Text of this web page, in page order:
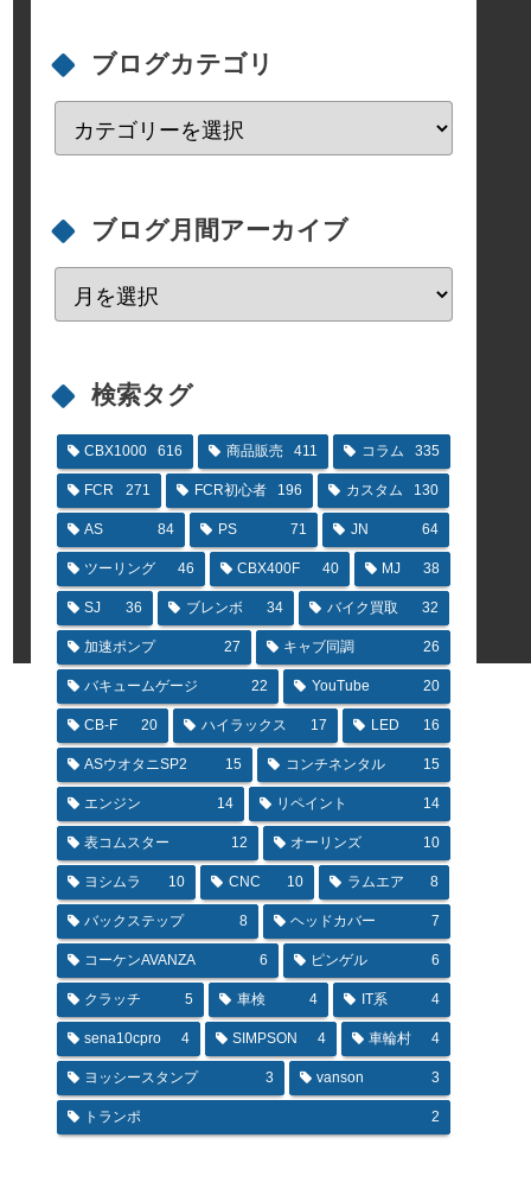
ブログカテゴリ
ブログ月間アーカイブ
検索タグ
CBX1000 616 商品販売 411 コラム 335
FCR 271 FCR初心者 196 カスタム 130
AS 84 PS 71 JN 64
ツーリング 46 CBX400F 40 MJ 38
SJ 36 ブレンボ 34 バイク買取 32
加速ポンプ 27 キャブ同調 26
バキュームゲージ 22 YouTube 20
CB-F 20 ハイラックス 17 LED 16
ASウオタニSP2 15 コンチネンタル 15
エンジン 14 リペイント 14
表コムスター 12 オーリンズ 10
ヨシムラ 10 CNC 10 ラムエア 8
バックステップ 8 ヘッドカバー 7
コーケンAVANZA 6 ピンゲル 6
クラッチ 5 車検 4 IT系 4
sena10cpro 4 SIMPSON 4 車輪村 4
ヨッシースタンプ 3 vanson 3
トランポ 2